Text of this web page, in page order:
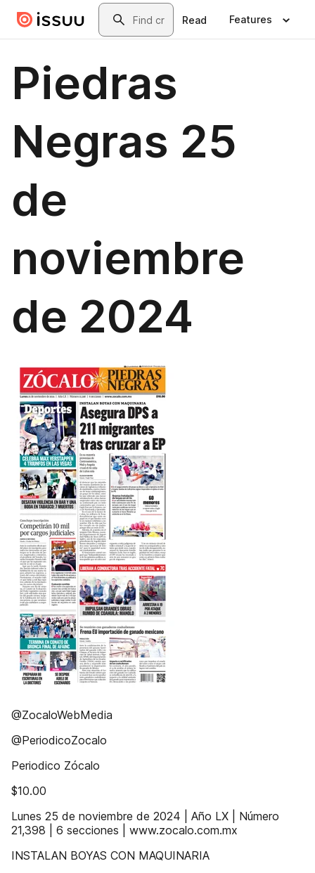
Skip to main contentSearch
Read Features
Piedras
Negras 25
de
noviembre
de 2024
@ZocaloWebMedia
@PeriodicoZocalo
Periodico Zócalo
$10.00
Lunes 25 de noviembre de 2024 | Año LX | Número
21,398 | 6 secciones | www.zocalo.com.mx
INSTALAN BOYAS CON MAQUINARIA